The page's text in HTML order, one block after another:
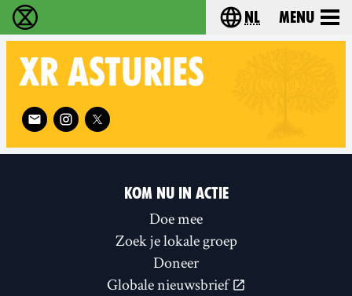
Extinction Rebellion - Home Choose your
nl Menu
XR ASTURIES
Follow XR Asturies on
KOM NU IN ACTIE
Doe mee
Zoek je lokale groep
Doneer
Globale nieuwsbrief